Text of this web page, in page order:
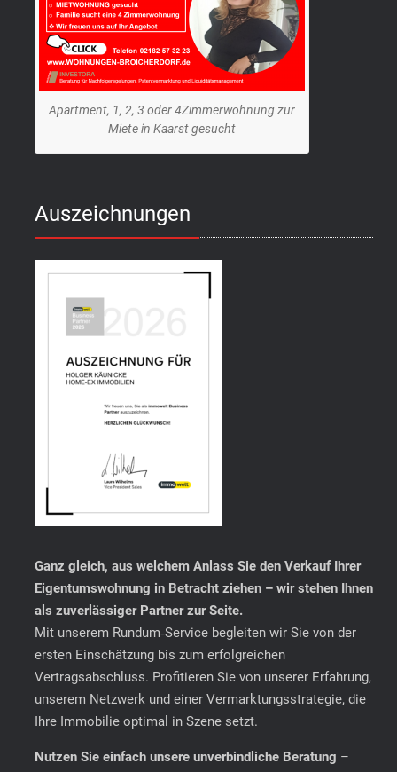
Apartment, 1, 2, 3 oder 4Zimmerwohnung zur
Miete in Kaarst gesucht
Auszeichnungen
Ganz gleich, aus welchem Anlass Sie den Verkauf Ihrer
Eigentumswohnung in Betracht ziehen – wir stehen Ihnen
als zuverlässiger Partner zur Seite.
Mit unserem Rundum‑Service begleiten wir Sie von der
ersten Einschätzung bis zum erfolgreichen
Vertragsabschluss. Profitieren Sie von unserer Erfahrung,
unserem Netzwerk und einer Vermarktungsstrategie, die
Ihre Immobilie optimal in Szene setzt.
Nutzen Sie einfach unsere unverbindliche Beratung –